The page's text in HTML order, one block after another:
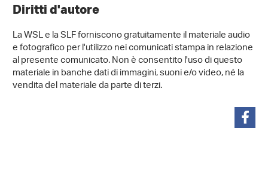
Diritti d'autore
La WSL e la SLF forniscono gratuitamente il materiale audio
e fotografico per l'utilizzo nei comunicati stampa in relazione
al presente comunicato. Non è consentito l'uso di questo
materiale in banche dati di immagini, suoni e/o video, né la
vendita del materiale da parte di terzi.